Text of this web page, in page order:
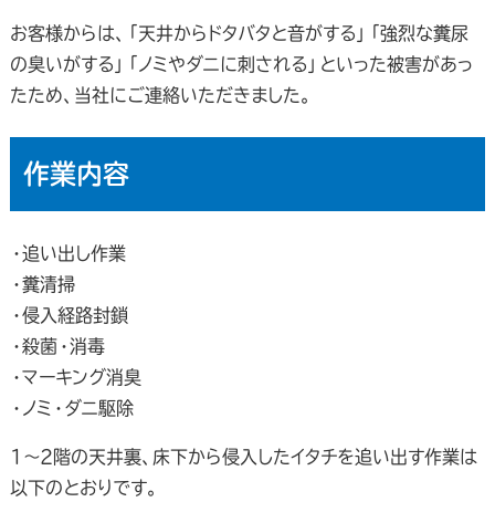
お客様からは、「天井からドタバタと音がする」「強烈な糞尿
の臭いがする」「ノミやダニに刺される」といった被害があっ
たため、当社にご連絡いただきました。
作業内容
・追い出し作業
・糞清掃
・侵入経路封鎖
・殺菌・消毒
・マーキング消臭
・ノミ・ダニ駆除
1～2階の天井裏、床下から侵入したイタチを追い出す作業は
以下のとおりです。